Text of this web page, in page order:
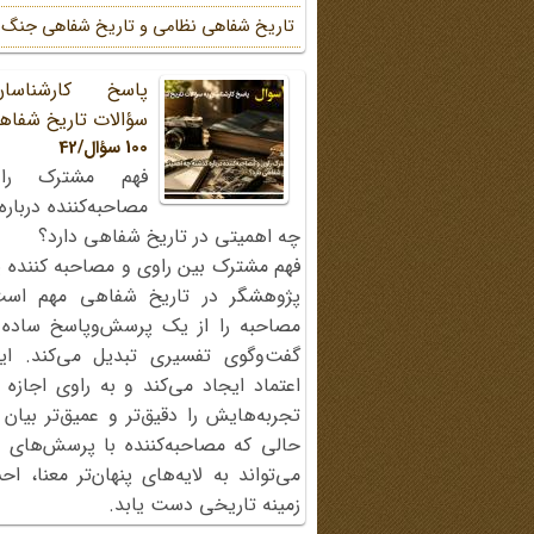
تاریخ شفاهی نظامی و تاریخ شفاهی جنگ
پاسخ
سؤالات تاریخ
100 سؤال/42
فهم مشترک
مصاحبه‌کننده
چه اهمیتی در تاریخ شفاهی دارد؟
فهم مشترک بین راوی و مصاحبه کننده
پژوهشگر در تاریخ شفاهی مهم
مصاحبه را از یک پرسش‌وپاسخ
گفت‌وگوی تفسیری تبدیل می‌کند.
اعتماد ایجاد می‌کند و به راوی
تجربه‌هایش را دقیق‌تر و عمیق‌تر بیان
حالی که مصاحبه‌کننده با پرسش‌های
می‌تواند به لایه‌های پنهان‌تر معنا،
زمینه تاریخی دست یابد.